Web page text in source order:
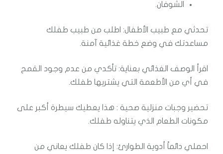
الشوفان.
تحدثي مع طبيب الأطفال: اطلب من طبيب طفلك
مساعدتك في وضع خطة غذائية آمنة.
اقرأ الوصف الغذائي بعناية: تأكدي من عدم وجود القمح
في أي من الأطعمة التي يشتريها طفلك.
تحضير وجبات منزلية صحية : هذا يعطيك سيطرة أكبر على
مكونات الطعام الذي يتناوله طفلك.
احملي دائماً أدوية الطوارئ: إذا كان طفلك يعاني من